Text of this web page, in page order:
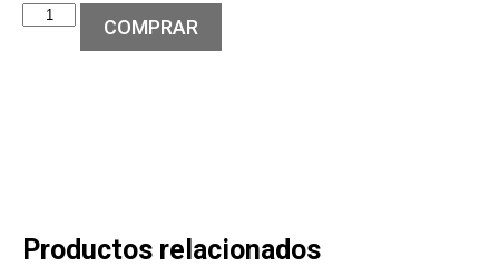
COMPRAR
Productos relacionados